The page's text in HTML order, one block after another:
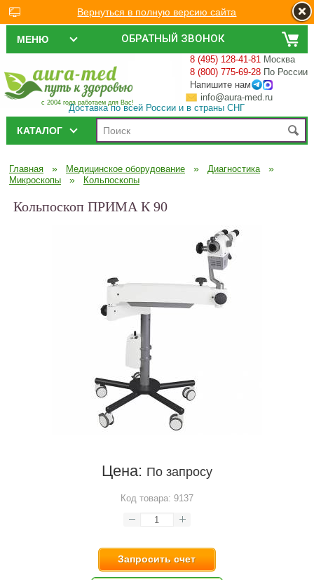
ОБРАТНЫЙ ЗВОНОК
МЕНЮ
с 2004 года работаем для Вас!
8 (495) 128-41-81 Москва
8 (800) 775-69-28 По России
Напишите нам
info@aura-med.ru
Доставка по всей России и в страны СНГ
КАТАЛОГ
Главная » Медицинское оборудование » Диагностика »
Микроскопы » Кольпоскопы
Кольпоскоп ПРИМА К 90
Цена: По запросу
Код товара: 9137
Запросить счет
Вернуться в полную версию сайта